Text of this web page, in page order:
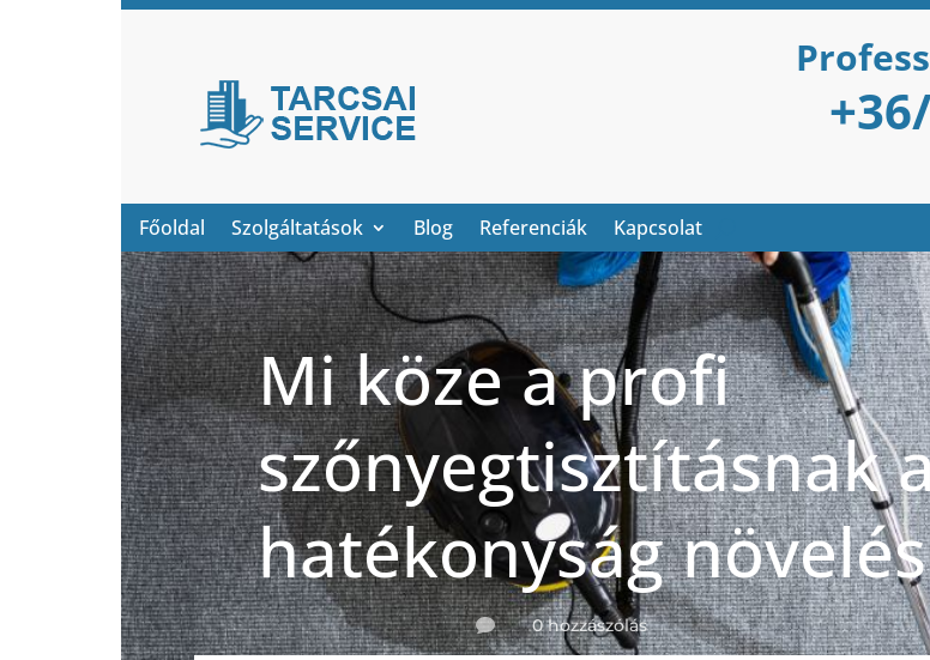
Főoldal Szolgáltatások Blog Referenciák Kapcsolat
Mi köze a profi
szőnyegtisztításnak
hatékonyság
 0 hozzászólás